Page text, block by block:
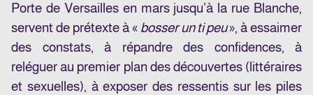
Porte de Versailles en mars jusqu’à la rue Blanche,
servent de prétexte à « bosser un ti peu», à essaimer
des constats, à répandre des confidences, à
reléguer au premier plan des découvertes (littéraires
et sexuelles), à exposer des ressentis sur les piles